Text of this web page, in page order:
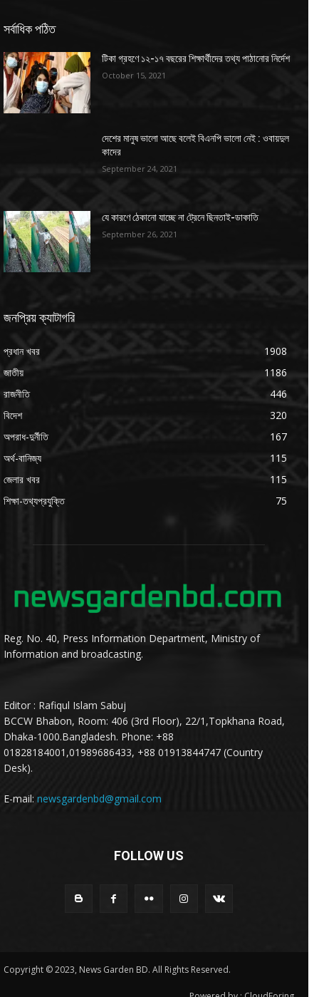
সর্বাধিক পঠিত
টিকা গ্রহণে ১২-১৭ বছরের শিক্ষার্থীদের তথ্য পাঠানোর নির্দেশ
October 15, 2021
দেশের মানুষ ভালো আছে বলেই বিএনপি ভালো নেই : ওবায়দুল
কাদের
September 24, 2021
যে কারণে ঠেকানো যাচ্ছে না ট্রেনে ছিনতাই-ডাকাতি
September 26, 2021
জনপ্রিয় ক্যাটাগরি
প্রধান খবর
1908
জাতীয়
1186
রাজনীতি
446
বিদেশ
320
অপরাধ-দুর্নীতি
167
অর্থ-বানিজ্য
115
জেলার খবর
115
শিক্ষা-তথ্যপ্রযুক্তি
75
Reg. No. 40, Press Information Department, Ministry of
Information and broadcasting.
Editor : Rafiqul Islam Sabuj
BCCW Bhabon, Room: 406 (3rd Floor), 22/1,Topkhana Road,
Dhaka-1000.Bangladesh. Phone: +88
01828184001,01989686433, +88 01913844747 (Country
Desk).
E-mail: newsgardenbd@gmail.com
FOLLOW US
Copyright © 2023, News Garden BD. All Rights Reserved.